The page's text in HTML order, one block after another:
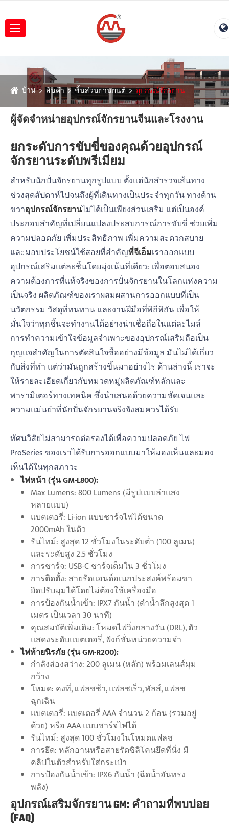
บ้าน สินค้า ชิ้นส่วนยานยนต์ อุปกรณ์จักรยาน
ผู้จัดจำหน่ายอุปกรณ์จักรยานจีนและโรงงาน
ยกระดับการขับขี่ของคุณด้วยอุปกรณ์
จักรยานระดับพรีเมียม
สำหรับนักปั่นจักรยานทุกรูปแบบ ตั้งแต่นักสำรวจเส้นทาง
ช่วงสุดสัปดาห์ไปจนถึงผู้ที่เดินทางเป็นประจำทุกวัน ทางด้าน
ขวาอุปกรณ์จักรยานไม่ได้เป็นเพียงส่วนเสริม แต่เป็นองค์
ประกอบสำคัญที่เปลี่ยนแปลงประสบการณ์การขับขี่ ช่วยเพิ่ม
ความปลอดภัย เพิ่มประสิทธิภาพ เพิ่มความสะดวกสบาย
และมอบประโยชน์ใช้สอยที่สำคัญที่จีเอ็มเราออกแบบ
อุปกรณ์เสริมแต่ละชิ้นโดยมุ่งเน้นที่เดียว: เพื่อตอบสนอง
ความต้องการที่แท้จริงของการปั่นจักรยานในโลกแห่งความ
เป็นจริง ผลิตภัณฑ์ของเราผสมผสานการออกแบบที่เป็น
นวัตกรรม วัสดุที่ทนทาน และงานฝีมือที่พิถีพิถัน เพื่อให้
มั่นใจว่าทุกชิ้นจะทำงานได้อย่างน่าเชื่อถือในแต่ละไมล์
การทำความเข้าใจข้อมูลจำเพาะของอุปกรณ์เสริมถือเป็น
กุญแจสำคัญในการตัดสินใจซื้ออย่างมีข้อมูล มันไม่ได้เกี่ยว
กับสิ่งที่ทำ แต่ว่ามันถูกสร้างขึ้นมาอย่างไร ด้านล่างนี้ เราจะ
ให้รายละเอียดเกี่ยวกับหมวดหมู่ผลิตภัณฑ์หลักและ
พารามิเตอร์ทางเทคนิค ซึ่งนำเสนอด้วยความชัดเจนและ
ความแม่นยำที่นักปั่นจักรยานจริงจังสมควรได้รับ
ทัศนวิสัยไม่สามารถต่อรองได้เพื่อความปลอดภัย ไฟ
ProSeries ของเราได้รับการออกแบบมาให้มองเห็นและมอง
เห็นได้ในทุกสภาวะ
ไฟหน้า (รุ่น GM-L800):
Max Lumens: 800 Lumens (มีรูปแบบลำแสง
หลายแบบ)
แบตเตอรี่: Li-ion แบบชาร์จไฟได้ขนาด
2000mAh ในตัว
รันไทม์: สูงสุด 12 ชั่วโมงในระดับต่ำ (100 ลูเมน)
และระดับสูง 2.5 ชั่วโมง
การชาร์จ: USB-C ชาร์จเต็มใน 3 ชั่วโมง
การติดตั้ง: สายรัดแฮนด์อเนกประสงค์พร้อมขา
ยึดปรับมุมได้โดยไม่ต้องใช้เครื่องมือ
การป้องกันน้ำเข้า: IPX7 กันน้ำ (ดำน้ำลึกสูงสุด 1
เมตร เป็นเวลา 30 นาที)
คุณสมบัติเพิ่มเติม: โหมดไฟวิ่งกลางวัน (DRL), ตัว
แสดงระดับแบตเตอรี่, ฟังก์ชั่นหน่วยความจำ
ไฟท้ายนิรภัย (รุ่น GM-R200):
กำลังส่องสว่าง: 200 ลูเมน (หลัก) พร้อมเลนส์มุม
กว้าง
โหมด: คงที่, แฟลชช้า, แฟลชเร็ว, พัลส์, แฟลช
ฉุกเฉิน
แบตเตอรี่: แบตเตอรี่ AAA จำนวน 2 ก้อน (รวมอยู่
ด้วย) หรือ AAA แบบชาร์จไฟได้
รันไทม์: สูงสุด 100 ชั่วโมงในโหมดแฟลช
การยึด: หลักอานหรือสายรัดซิลิโคนยึดที่นั่ง มี
คลิปในตัวสำหรับใส่กระเป๋า
การป้องกันน้ำเข้า: IPX6 กันน้ำ (ฉีดน้ำอันทรง
พลัง)
อุปกรณ์เสริมจักรยาน GM: คำถามที่พบบ่อย
(FAQ)